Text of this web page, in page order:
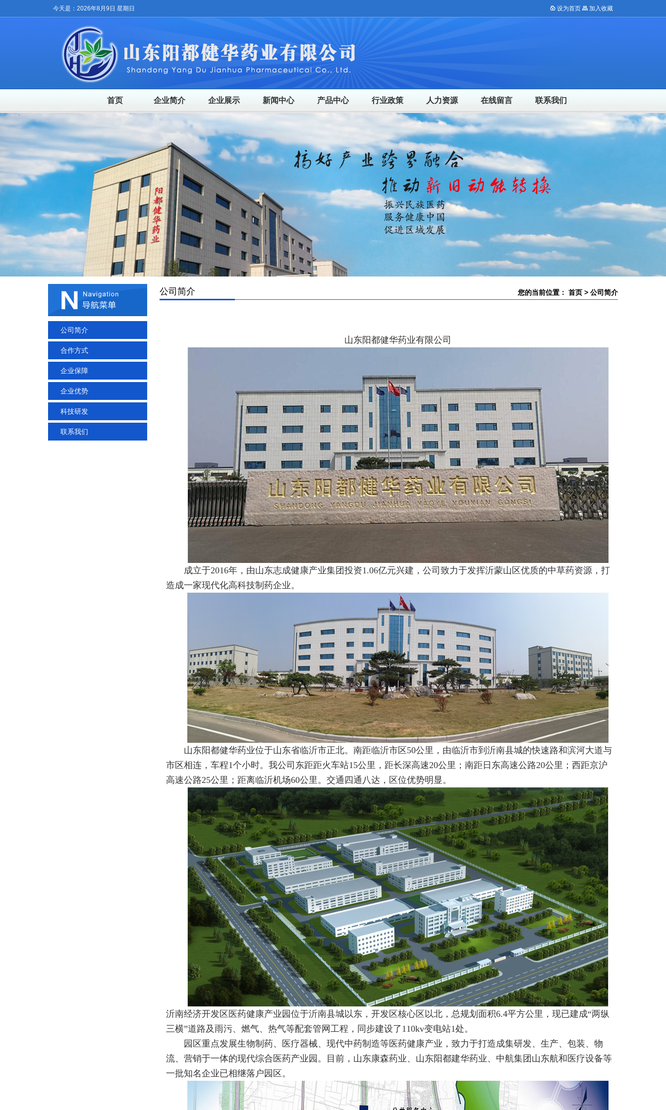
今天是：2026年8月9日 星期日 设为首页 加入收藏
首页 企业简介 企业展示 新闻中心 产品中心 行业政策 人力资源 在线留言 联系我们
公司简介
合作方式
企业保障
企业优势
科技研发
联系我们
公司简介 您的当前位置： 首页 > 公司简介
山东阳都健华药业有限公司
成立于2016年，由山东志成健康产业集团投资1.06亿元兴建，公司致力于发挥沂蒙山区优质的中草药资源，打
造成一家现代化高科技制药企业。
山东阳都健华药业位于山东省临沂市正北。南距临沂市区50公里，由临沂市到沂南县城的快速路和滨河大道与
市区相连，车程1个小时。我公司东距距火车站15公里，距长深高速20公里；南距日东高速公路20公里；西距京沪
高速公路25公里；距离临沂机场60公里。交通四通八达，区位优势明显。
沂南经济开发区医药健康产业园位于沂南县城以东，开发区核心区以北，总规划面积6.4平方公里，现已建成“两纵
三横”道路及雨污、燃气、热气等配套管网工程，同步建设了110kv变电站1处。
园区重点发展生物制药、医疗器械、现代中药制造等医药健康产业，致力于打造成集研发、生产、包装、物
流、营销于一体的现代综合医药产业园。目前，山东康森药业、山东阳都建华药业、中航集团山东航和医疗设备等
一批知名企业已相继落户园区。